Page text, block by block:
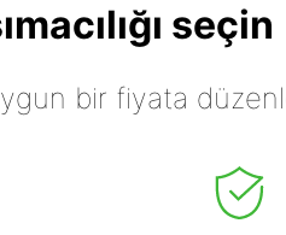
seçin
uygun bir fiyata